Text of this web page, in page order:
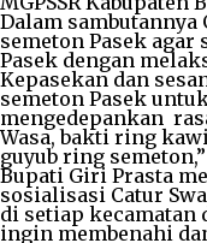
Dalam
semeton Pasek
Pasek dengan
Kepasekan dan
semeton Pasek
mengedepankan
Wasa, bakti ring
guyub ring
Bupati Giri Prasta
sosialisasi Catur
di setiap kecamatan
ingin membenahi